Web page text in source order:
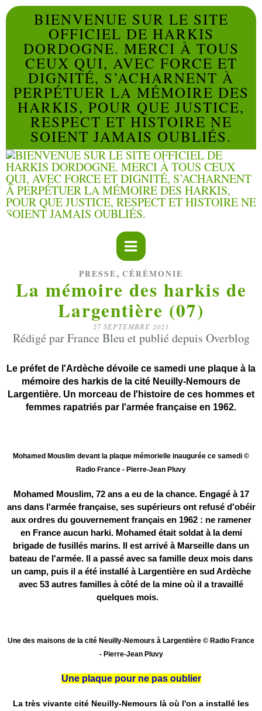
BIENVENUE SUR LE SITE
OFFICIEL DE HARKIS
DORDOGNE. MERCI À TOUS
CEUX QUI, AVEC FORCE ET
DIGNITÉ, S’ACHARNENT À
PERPÉTUER LA MÉMOIRE DES
HARKIS, POUR QUE JUSTICE,
RESPECT ET HISTOIRE NE
SOIENT JAMAIS OUBLIÉS.
PRESSE, CÉRÉMONIE
La mémoire des harkis de
Largentière (07)
27 SEPTEMBRE 2021
Rédigé par France Bleu et publié depuis Overblog
Le préfet de l'Ardèche dévoile ce samedi une plaque à la
mémoire des harkis de la cité Neuilly-Nemours de
Largentière. Un morceau de l'histoire de ces hommes et
femmes rapatriés par l'armée française en 1962.
Mohamed Mouslim devant la plaque mémorielle inaugurée ce samedi ©
Radio France - Pierre-Jean Pluvy
Mohamed Mouslim, 72 ans a eu de la chance. Engagé à 17
ans dans l'armée française, ses supérieurs ont refusé d'obéir
aux ordres du gouvernement français en 1962 : ne ramener
en France aucun harki. Mohamed était soldat à la demi
brigade de fusillés marins. Il est arrivé à Marseille dans un
bateau de l'armée. Il a passé avec sa famille deux mois dans
un camp, puis il a été installé à Largentière en sud Ardèche
avec 53 autres familles à côté de la mine où il a travaillé
quelques mois.
Une des maisons de la cité Neuilly-Nemours à Largentière © Radio France
- Pierre-Jean Pluvy
Une plaque pour ne pas oublier
La très vivante cité Neuilly-Nemours là où l'on a installé les